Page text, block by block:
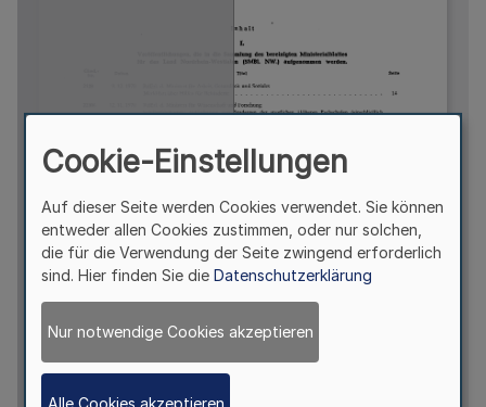
Cookie-Einstellungen
Auf dieser Seite werden Cookies verwendet. Sie können
entweder allen Cookies zustimmen, oder nur solchen,
die für die Verwendung der Seite zwingend erforderlich
sind. Hier finden Sie die Datenschutzerklärung
Nur notwendige Cookies akzeptieren
Alle Cookies akzeptieren